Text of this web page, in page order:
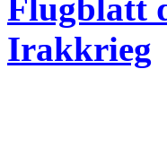
Flugblatt
Irakkrieg